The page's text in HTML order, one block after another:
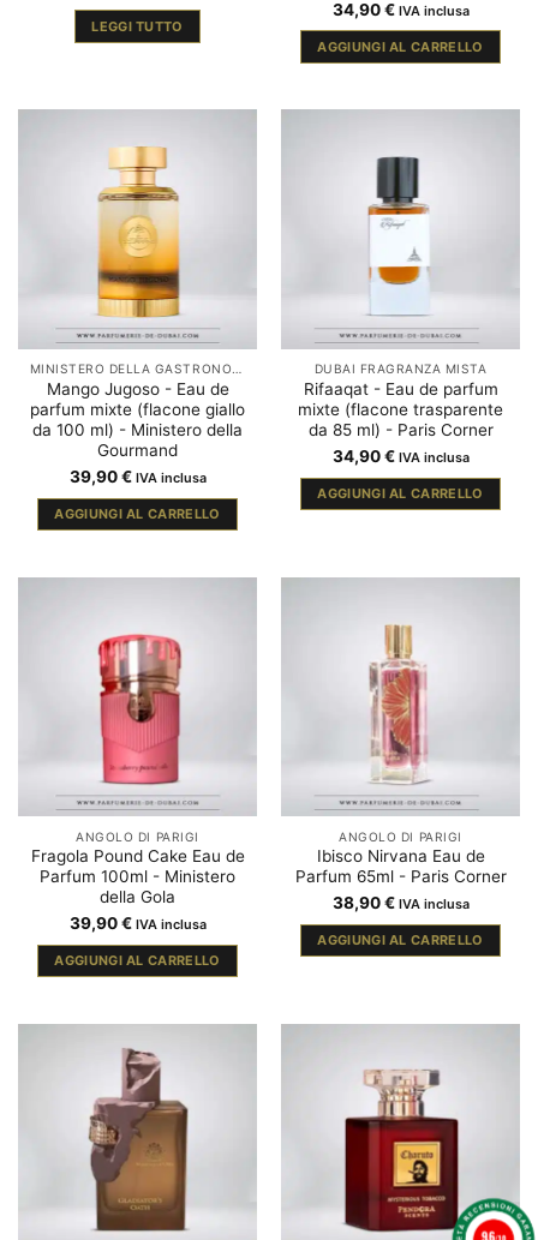
LEGGI TUTTO
34,90€ IVA inclusa
AGGIUNGI AL CARRELLO
Mango Jugoso - Eau de
parfum mixte (flacone giallo
da 100 ml) - Ministero della
Gourmand
39,90€ IVA inclusa
AGGIUNGI AL CARRELLO
DUBAI FRAGRANZA MISTA
Rifaaqat - Eau de parfum
mixte (flacone trasparente
da 85 ml) - Paris Corner
34,90€ IVA inclusa
AGGIUNGI AL CARRELLO
ANGOLO DI PARIGI
Fragola Pound Cake Eau de
Parfum 100ml - Ministero
della Gola
39,90€ IVA inclusa
AGGIUNGI AL CARRELLO
ANGOLO DI PARIGI
Ibisco Nirvana Eau de
Parfum 65ml - Paris Corner
38,90€ IVA inclusa
AGGIUNGI AL CARRELLO
9.6/10